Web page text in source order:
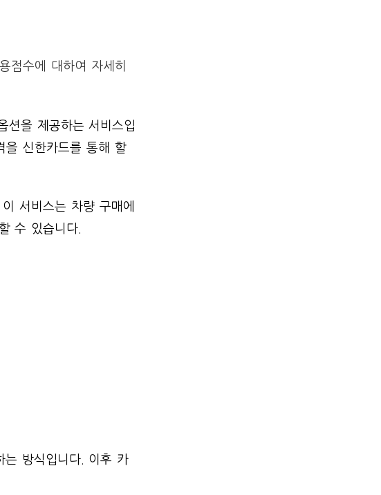
점수에 대하여 자세히
션을 제공하는 서비스입
을 신한카드를 통해 할
서비스는 차량 구매에
수 있습니다.
는 방식입니다. 이후 카